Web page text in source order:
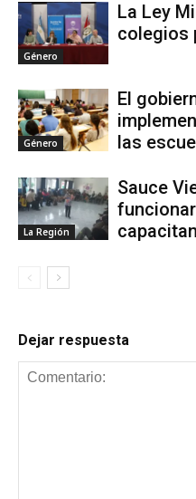
Género
La Ley
colegios
Género
El
las
La Región
Sauce
Dejar respuesta